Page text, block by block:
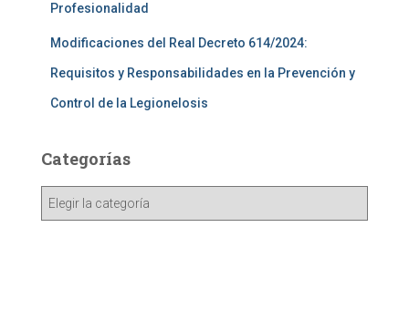
Profesionalidad
Modificaciones del Real Decreto 614/2024:
Requisitos y Responsabilidades en la Prevención y
Control de la Legionelosis
Categorías